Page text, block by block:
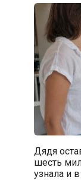
Дядя
шесть
узнала и